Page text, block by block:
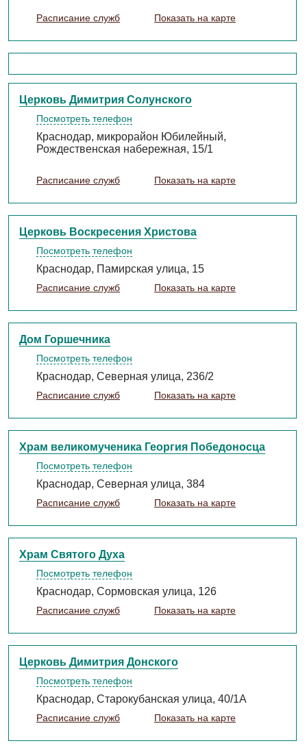
Расписание служб Показать на карте
Церковь Димитрия Солунского
Посмотреть телефон
Краснодар, микрорайон Юбилейный,
Рождественская набережная, 15/1
Расписание служб Показать на карте
Церковь Воскресения Христова
Посмотреть телефон
Краснодар, Памирская улица, 15
Расписание служб Показать на карте
Дом Горшечника
Посмотреть телефон
Краснодар, Северная улица, 236/2
Расписание служб Показать на карте
Храм великомученика Георгия Победоносца
Посмотреть телефон
Краснодар, Северная улица, 384
Расписание служб Показать на карте
Храм Святого Духа
Посмотреть телефон
Краснодар, Сормовская улица, 126
Расписание служб Показать на карте
Церковь Димитрия Донского
Посмотреть телефон
Краснодар, Старокубанская улица, 40/1А
Расписание служб Показать на карте